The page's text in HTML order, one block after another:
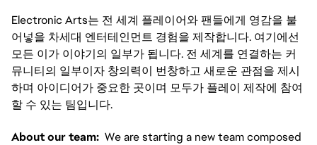
Electronic Arts는 전 세계 플레이어와 팬들에게 영감을 불
어넣을 차세대 엔터테인먼트 경험을 제작합니다. 여기에선
모든 이가 이야기의 일부가 됩니다. 전 세계를 연결하는 커
뮤니티의 일부이자 창의력이 번창하고 새로운 관점을 제시
하며 아이디어가 중요한 곳이며 모두가 플레이 제작에 참여
할 수 있는 팀입니다.
About our team: We are starting a new team composed